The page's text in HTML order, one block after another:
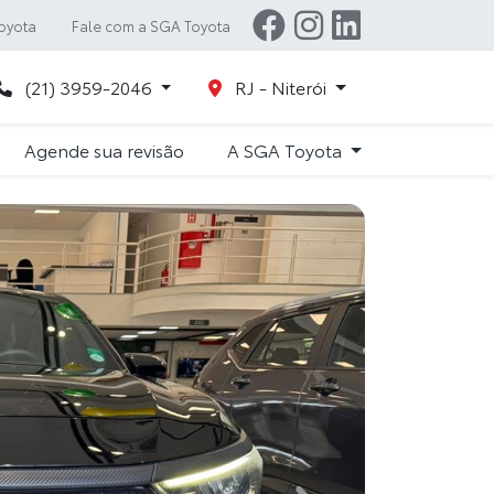
Fale com a SGA Toyota
(21) 3959-2046 RJ - Niterói
Agende sua revisão A SGA Toyota